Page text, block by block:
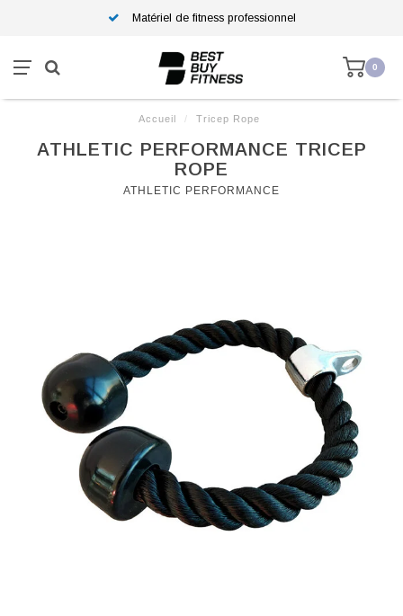
Matériel de fitness professionnel
0
Accueil / Tricep Rope
ATHLETIC PERFORMANCE TRICEP
ROPE
ATHLETIC PERFORMANCE